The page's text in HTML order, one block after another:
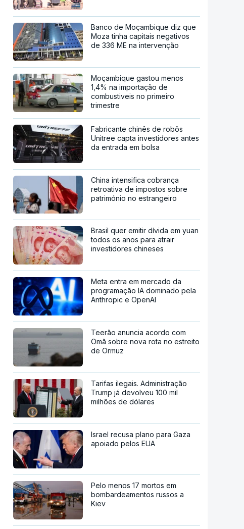
Banco de Moçambique diz que
Moza tinha capitais negativos
de 336 ME na intervenção
Moçambique gastou menos
1,4% na importação de
combustiveis no primeiro
trimestre
Fabricante chinês de robôs
Unitree capta investidores antes
da entrada em bolsa
China intensifica cobrança
retroativa de impostos sobre
património no estrangeiro
Brasil quer emitir dívida em yuan
todos os anos para atrair
investidores chineses
Meta entra em mercado da
programação IA dominado pela
Anthropic e OpenAI
Teerão anuncia acordo com
Omã sobre nova rota no estreito
de Ormuz
Tarifas ilegais. Administração
Trump já devolveu 100 mil
milhões de dólares
Israel recusa plano para Gaza
apoiado pelos EUA
Pelo menos 17 mortos em
bombardeamentos russos a
Kiev